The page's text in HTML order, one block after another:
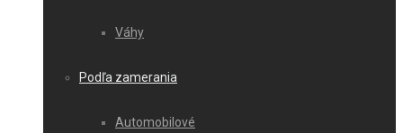
Váhy
Podľa zamerania
Automobilové